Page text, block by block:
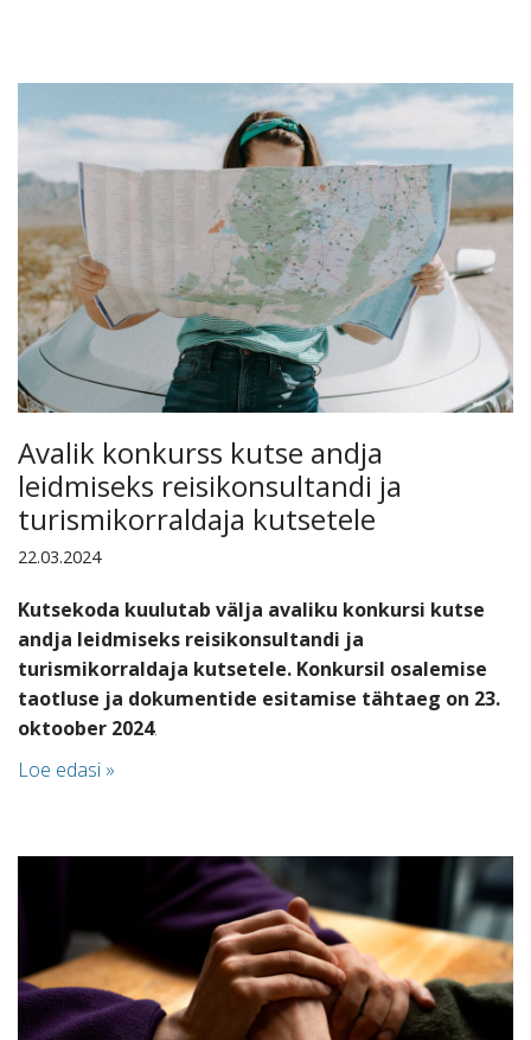
Avalik konkurss kutse andja
leidmiseks reisikonsultandi ja
turismikorraldaja kutsetele
22.03.2024
Kutsekoda kuulutab välja avaliku konkursi kutse
andja leidmiseks reisikonsultandi ja
turismikorraldaja kutsetele. Konkursil osalemise
taotluse ja dokumentide esitamise tähtaeg on 23.
oktoober 2024.
Loe edasi »